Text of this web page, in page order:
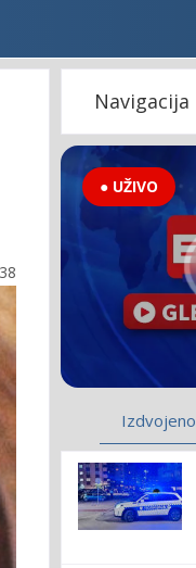
Navigacija
● UŽIVO
Izdvojeno